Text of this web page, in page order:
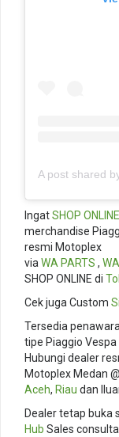
IngatSHOP ONLINE
merchandise
resmi Motoplex
viaWA PARTS ,
SHOP ONLINE di
Cek juga Custom
Tersedia
tipe Piaggio
Hubungi dealer
Motoplex Medan
Aceh, Riau dan
Dealer tetap buka
Hub Sales